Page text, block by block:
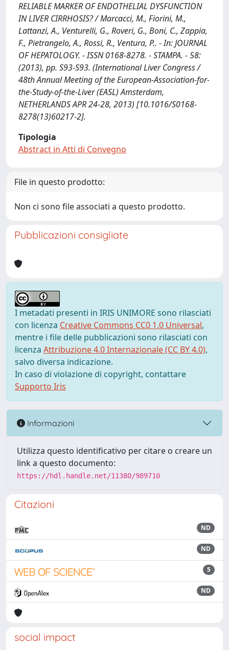
RELIABLE MARKER OF ENDOTHELIAL DYSFUNCTION
IN LIVER CIRRHOSIS? / Marcacci, M., Fiorini, M.,
Lattanzi, A., Venturelli, G., Roveri, G., Boni, C., Zappia,
F., Pietrangelo, A., Rossi, R., Ventura, P.. - In: JOURNAL
OF HEPATOLOGY. - ISSN 0168-8278. - STAMPA. - 58:
(2013), pp. S93-S93. (International Liver Congress /
48th Annual Meeting of the European-Association-for-
the-Study-of-the-Liver (EASL) Amsterdam,
NETHERLANDS APR 24-28, 2013) [10.1016/S0168-
8278(13)60217-2].
Tipologia
Abstract in Atti di Convegno
File in questo prodotto:
Non ci sono file associati a questo prodotto.
Pubblicazioni consigliate
I metadati presenti in IRIS UNIMORE sono rilasciati
con licenza Creative Commons CC0 1.0 Universal,
mentre i file delle pubblicazioni sono rilasciati con
licenza Attribuzione 4.0 Internazionale (CC BY 4.0),
salvo diversa indicazione.
In caso di violazione di copyright, contattare
Supporto Iris
Informazioni
Utilizza questo identificativo per citare o creare un
link a questo documento:
https://hdl.handle.net/11380/989710
Citazioni
ND
ND
5
ND
social impact